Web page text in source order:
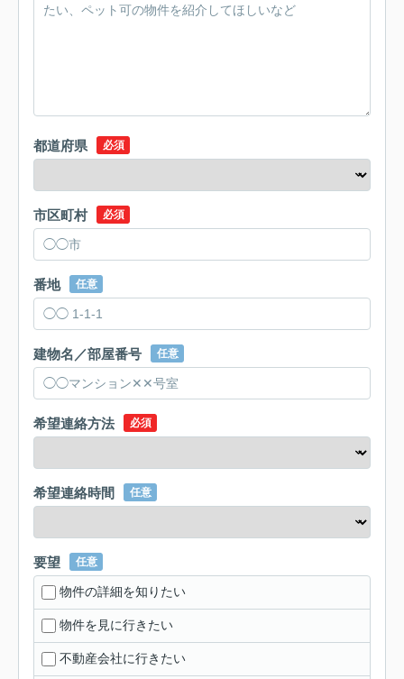
都道府県 必須
市区町村 必須
番地 任意
建物名／部屋番号 任意
希望連絡方法 必須
希望連絡時間 任意
要望 任意
物件の詳細を知りたい
物件を見に行きたい
不動産会社に行きたい